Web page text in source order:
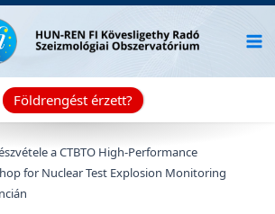
Földrengést érzett?
a CTBTO High-Performance
for Nuclear Test Explosion Monitoring